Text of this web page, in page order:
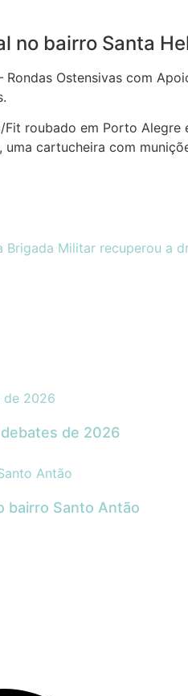
no bairro Santa
Ostensivas com
roubado em Porto
cartucheira com
de 2026
bairro Santo Antão